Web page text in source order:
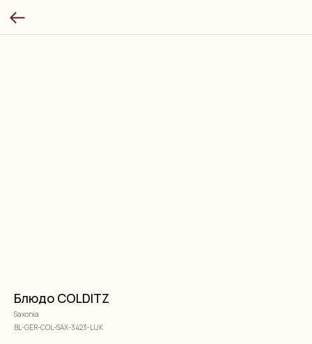
Блюдо COLDITZ
Saxonia
BL-GER-COL-SAX-3423-LUK